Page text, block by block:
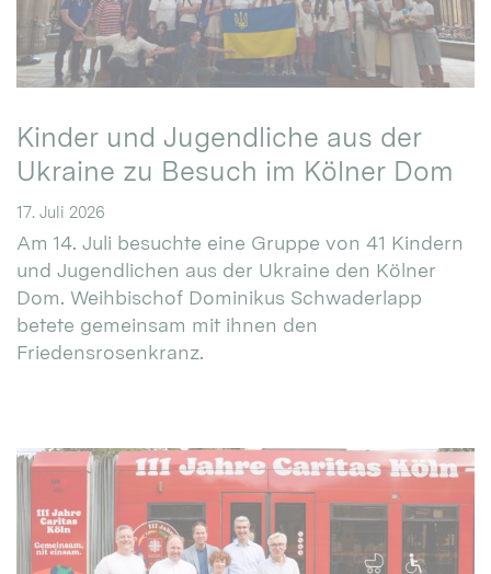
Kinder und Jugendliche aus der
Ukraine zu Besuch im Kölner Dom
17. Juli 2026
Am 14. Juli besuchte eine Gruppe von 41 Kindern
und Jugendlichen aus der Ukraine den Kölner
Dom. Weihbischof Dominikus Schwaderlapp
betete gemeinsam mit ihnen den
Friedensrosenkranz.